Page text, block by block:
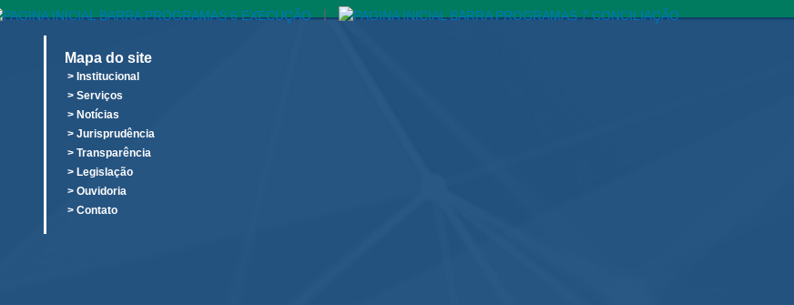
|
Mapa do site
> Institucional
> Serviços
> Notícias
> Jurisprudência
> Transparência
> Legislação
> Ouvidoria
> Contato